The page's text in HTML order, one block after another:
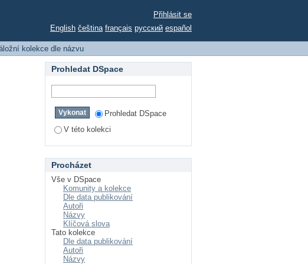
Přihlásit se
English čeština français русский español
kolekce dle názvu
Prohledat DSpace
Prohledat DSpace
V této kolekci
Procházet
Vše v DSpace
Komunity a kolekce
Dle data publikování
Autoři
Názvy
Klíčová slova
Tato kolekce
Dle data publikování
Autoři
Názvy